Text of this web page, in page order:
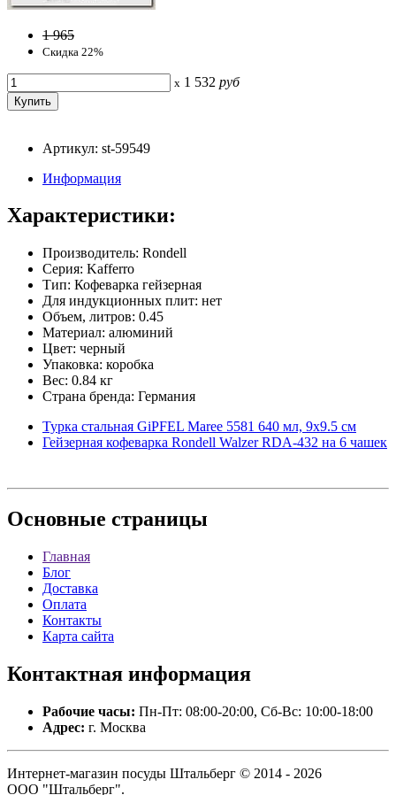
1 965
Скидка 22%
x 1 532 руб
Артикул: st-59549
Информация
Характеристики:
Производитель: Rondell
Серия: Kafferro
Тип: Кофеварка гейзерная
Для индукционных плит: нет
Объем, литров: 0.45
Материал: алюминий
Цвет: черный
Упаковка: коробка
Вес: 0.84 кг
Страна бренда: Германия
Турка стальная GiPFEL Maree 5581 640 мл, 9х9.5 см
Гейзерная кофеварка Rondell Walzer RDA-432 на 6 чашек
Основные страницы
Главная
Блог
Доставка
Оплата
Контакты
Карта сайта
Контактная информация
Рабочие часы: Пн-Пт: 08:00-20:00, Сб-Вс: 10:00-18:00
Адрес: г. Москва
Интернет-магазин посуды Штальберг © 2014 - 2026
ООО "Штальберг".